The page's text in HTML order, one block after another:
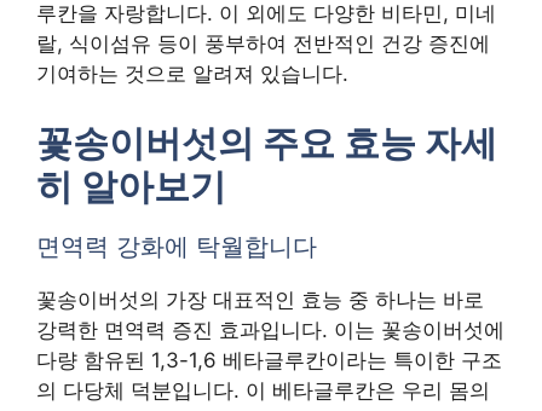
루칸을 자랑합니다. 이 외에도 다양한 비타민, 미네
랄, 식이섬유 등이 풍부하여 전반적인 건강 증진에
기여하는 것으로 알려져 있습니다.
꽃송이버섯의 주요 효능 자세
히 알아보기
면역력 강화에 탁월합니다
꽃송이버섯의 가장 대표적인 효능 중 하나는 바로
강력한 면역력 증진 효과입니다. 이는 꽃송이버섯에
다량 함유된 1,3-1,6 베타글루칸이라는 특이한 구조
의 다당체 덕분입니다. 이 베타글루칸은 우리 몸의